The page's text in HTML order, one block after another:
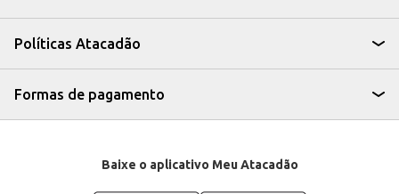
Políticas Atacadão
Formas de pagamento
Baixe o aplicativo Meu Atacadão